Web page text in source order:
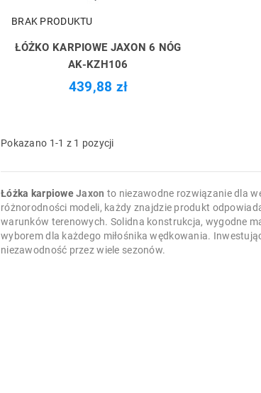
BRAK PRODUKTU
ŁÓŻKO KARPIOWE JAXON 6 NÓG
AK-KZH106
439,88 zł
Pokazano 1-1 z 1 pozycji
Łóżka karpioweJaxon to niezawodne rozwiązanie dla
różnorodności modeli, każdy znajdzie produkt
warunków terenowych. Solidna konstrukcja, wygodne
wyborem dla każdego miłośnika wędkowania.
niezawodność przez wiele sezonów.